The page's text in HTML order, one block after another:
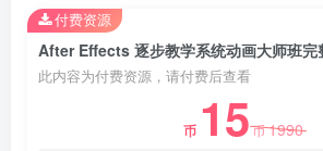
After Effects 逐步教学系统动画大师班完
此内容为付费资源，请付费后查看
币 15币1990
付费资源